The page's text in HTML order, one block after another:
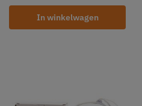
In winkelwagen